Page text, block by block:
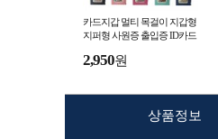
카드지갑 멀티 목걸이 지갑형
지퍼형 사원증 출입증 ID카드
2,950원
상품정보